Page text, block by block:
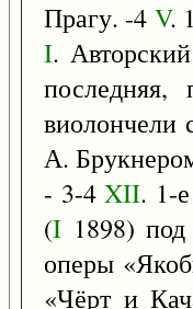
Прагу. -4 V.
I.
виолончели
А.
- 3-4 XII. 1-
(I 1898)
оперы
«Чёрт и